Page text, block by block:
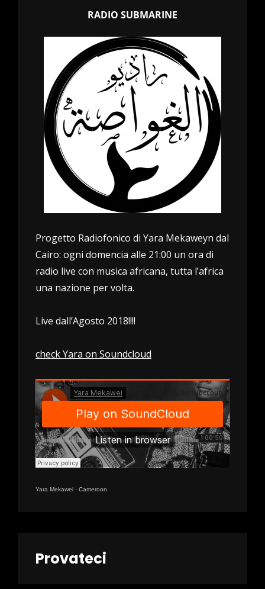
RADIO SUBMARINE
Progetto Radiofonico di Yara Mekaweyn dal
Cairo: ogni domencia alle 21:00 un ora di
radio live con musica africana, tutta l’africa
una nazione per volta.
Live dall’Agosto 2018!!!!
check Yara on Soundcloud
Yara Mekawei · Cameroon
Provateci